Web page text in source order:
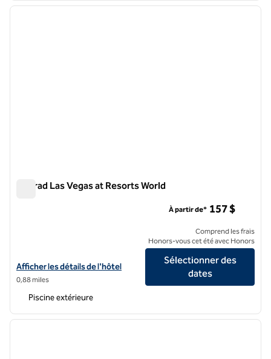
1 sur 12
Conrad Las Vegas at Resorts World
Afficher les détails de l'hôtel Conrad Las Vegas at Resorts World
Afficher les détails de l'hôtel
0,88 miles
À partir de* 157 $
Comprend les frais
Honors-vous cet été avec Honors
Sélectionner des
dates
Piscine extérieure
1 sur 12